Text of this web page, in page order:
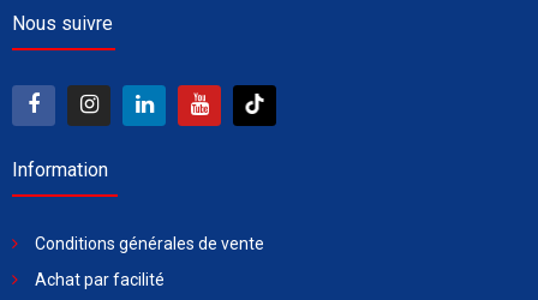
Nous suivre
Information
Conditions générales de vente
Achat par facilité